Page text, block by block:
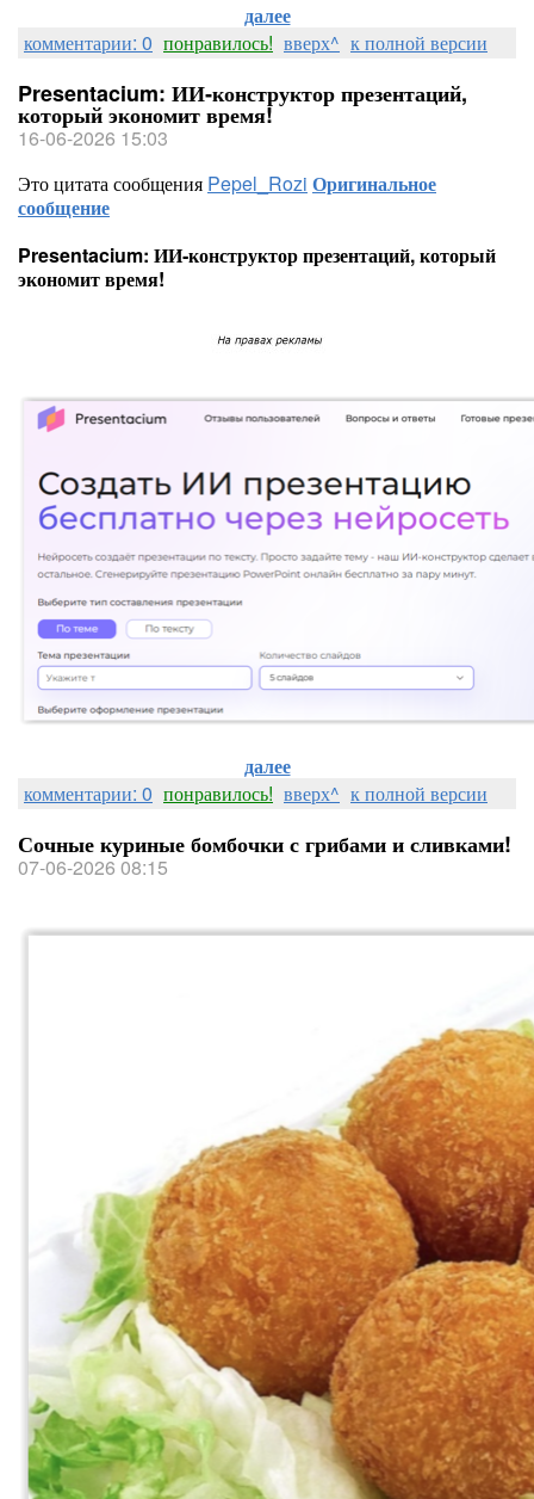
далее
комментарии: 0 понравилось! вверх^ к полной версии
Presentacium: ИИ‑конструктор презентаций,
который экономит время!
16-06-2026 15:03
Это цитата сообщения Pepel_Rozi Оригинальное
сообщение
Presentacium: ИИ‑конструктор презентаций, который
экономит время!
далее
комментарии: 0 понравилось! вверх^ к полной версии
Сочные куриные бомбочки с грибами и сливками!
07-06-2026 08:15